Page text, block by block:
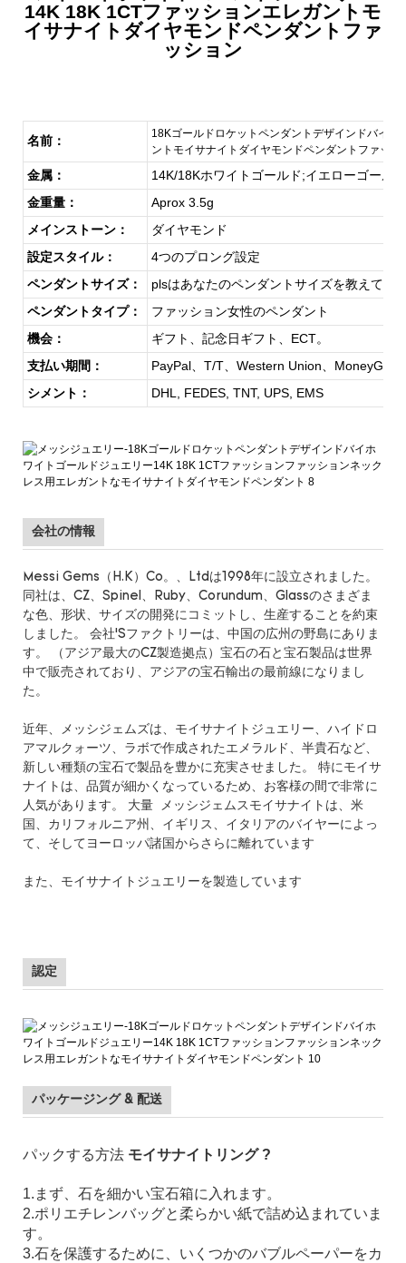
14K 18K 1CTファッションエレガントモ
イサナイトダイヤモンドペンダントファ
ッション
名前：
18Kゴールドロケットペンダントデザインドバイ
ントモイサナイトダイヤモンドペンダントファッシ
金属：
14K/18Kホワイトゴールド;イエローゴール
金重量：
Aprox 3.5g
メインストーン：
ダイヤモンド
設定スタイル：
4つのプロング設定
ペンダントサイズ：
plsはあなたのペンダントサイズを教えてく
ペンダントタイプ：
ファッション女性のペンダント
機会：
ギフト、記念日ギフト、ECT。
支払い期間：
PayPal、T/T、Western Union、MoneyGram
シメント：
DHL, FEDES, TNT, UPS, EMS
会社の情報
Messi Gems（H.K）Co。、Ltdは1998年に設立されました。
同社は、CZ、Spinel、Ruby、Corundum、Glassのさまざま
な色、形状、サイズの開発にコミットし、生産することを約束
しました。 会社’Sファクトリーは、中国の広州の野島にありま
す。 （アジア最大のCZ製造拠点）宝石の石と宝石製品は世界
中で販売されており、アジアの宝石輸出の最前線になりまし
た。
近年、メッシジェムズは、モイサナイトジュエリー、ハイドロ
アマルクォーツ、ラボで作成されたエメラルド、半貴石など、
新しい種類の宝石で製品を豊かに充実させました。 特にモイサ
ナイトは、品質が細かくなっているため、お客様の間で非常に
人気があります。 大量 メッシジェムスモイサナイトは、米
国、カリフォルニア州、イギリス、イタリアのバイヤーによっ
て、そしてヨーロッパ諸国からさらに離れています
また、モイサナイトジュエリーを製造しています
認定
パッケージング & 配送
パックする方法 モイサナイトリング ?
1.まず、石を細かい宝石箱に入れます。
2.ポリエチレンバッグと柔らかい紙で詰め込まれていま
す。
3.石を保護するために、いくつかのバブルペーパーをカ